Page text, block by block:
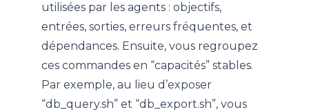
utilisées par les agents : objectifs,
entrées, sorties, erreurs fréquentes, et
dépendances. Ensuite, vous regroupez
ces commandes en “capacités” stables.
Par exemple, au lieu d’exposer
“db_query.sh” et “db_export.sh”, vous